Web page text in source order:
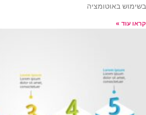
בשימוש באוטומציה
קראו עוד »